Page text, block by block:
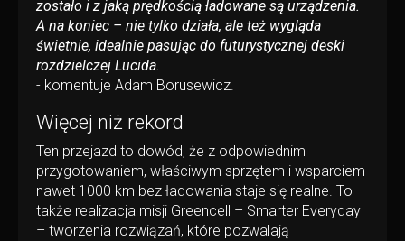
zostało i z jaką prędkością ładowane są urządzenia.
A na koniec – nie tylko działa, ale też wygląda
świetnie, idealnie pasując do futurystycznej deski
rozdzielczej Lucida.
- komentuje Adam Borusewicz.
Więcej niż rekord
Ten przejazd to dowód, że z odpowiednim
przygotowaniem, właściwym sprzętem i wsparciem
nawet 1000 km bez ładowania staje się realne. To
także realizacja misji Greencell – Smarter Everyday
– tworzenia rozwiązań, które pozwalają